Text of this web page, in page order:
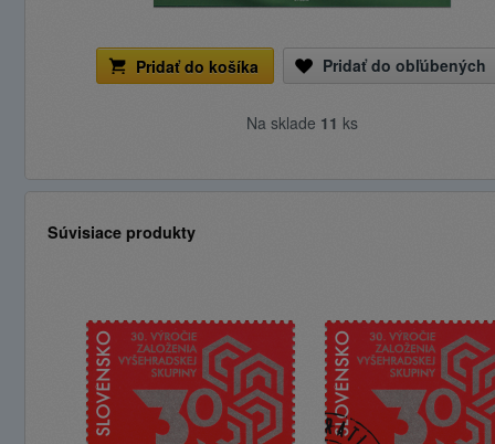
Pridať do košíka Pridať do obľúbených
Na sklade 11 ks
Súvisiace produkty